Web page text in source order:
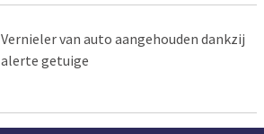
Vernieler van auto aangehouden dankzij
alerte getuige